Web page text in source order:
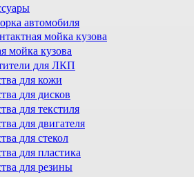
автомобиля
мойка кузова
мойка кузова
для ЛКП
для кожи
для дисков
для текстиля
для двигателя
для стекол
для пластика
для резины